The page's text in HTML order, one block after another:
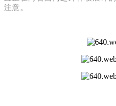
注意。